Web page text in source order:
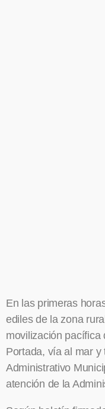
En las primeras
ediles de la zona
movilización pacífica
Portada, vía al mar
Administrativo
atención de la